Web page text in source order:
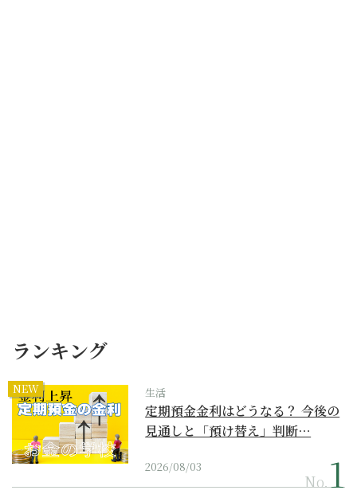
ランキング
NEW 生活
定期預金金利はどうなる？ 今後の
見通しと「預け替え」判断…
2026/08/03
No.